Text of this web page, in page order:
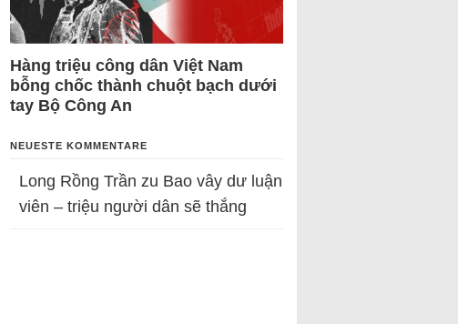
Hàng triệu công dân Việt Nam
bỗng chốc thành chuột bạch dưới
tay Bộ Công An
NEUESTE KOMMENTARE
Long Rồng Trần zu Bao vây dư luận
viên – triệu người dân sẽ thắng